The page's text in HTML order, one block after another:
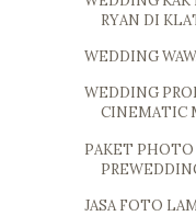
RYAN DI
WEDDING
WEDDING
CINEMATIC
PAKET
JASA FOTO